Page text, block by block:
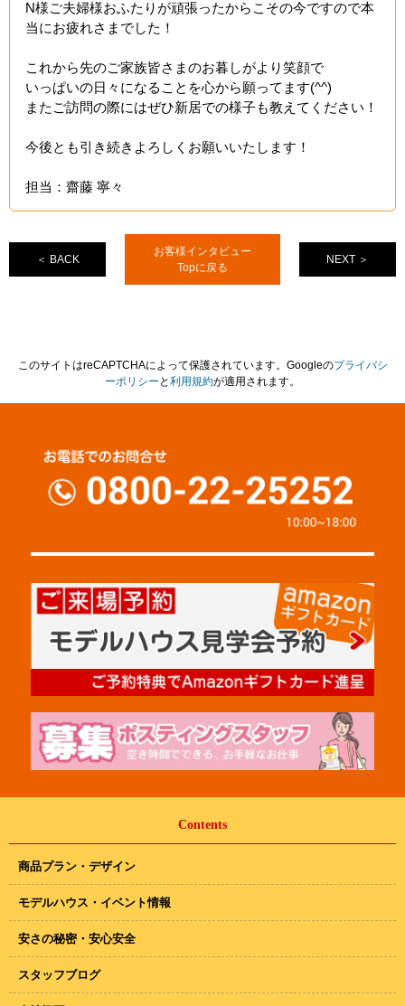
N様ご夫婦様おふたりが頑張ったからこその今ですので本
当にお疲れさまでした！
これから先のご家族皆さまのお暮しがより笑顔で
いっぱいの日々になることを心から願ってます(^^)
またご訪問の際にはぜひ新居での様子も教えてください！
今後とも引き続きよろしくお願いいたします！
担当：齋藤 寧々
＜ BACK
お客様インタビュー
Topに戻る
NEXT ＞
このサイトはreCAPTCHAによって保護されています。Googleのプライバシ
ーポリシー と利用規約が適用されます。
Contents
商品プラン・デザイン
モデルハウス・イベント情報
安さの秘密・安心安全
スタッフブログ